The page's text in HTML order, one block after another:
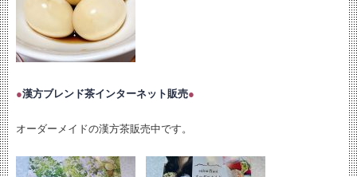
●漢方ブレンド茶インターネット販売●
オーダーメイドの漢方茶販売中です。